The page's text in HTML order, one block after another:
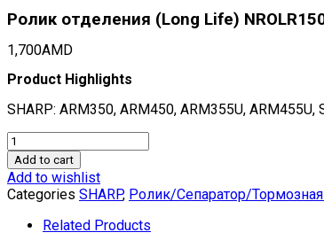
Ролик отделения (Long Life)
1,700AMD
Product Highlights
SHARP: ARM350, ARM450, ARM355U,
Ролик
отделения
(Long
Life)
NROLR1508FCZZ,
NROLR1311FCZZ
Add to cart
Add to wishlist
Categories SHARP, Ролик/Сепаратор/
Related Products